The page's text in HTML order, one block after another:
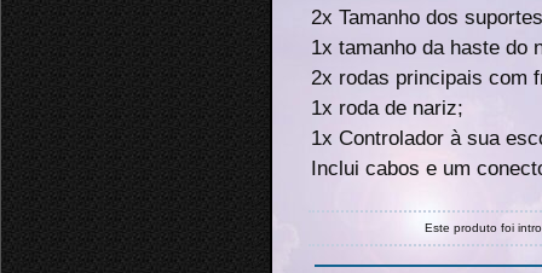
2x Tamanho dos
1x tamanho da haste do
2x rodas principais com
1x roda de nariz;
1x Controlador à sua
Inclui cabos e um
Este produto foi